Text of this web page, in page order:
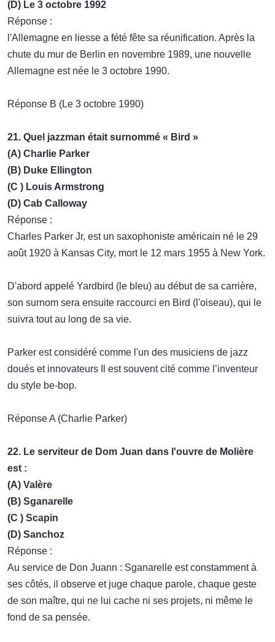
(D) Le 3 octobre 1992
Réponse :
l'Allemagne en liesse a fété fête sa réunification. Après la
chute du mur de Berlin en novembre 1989, une nouvelle
Allemagne est née le 3 octobre 1990.
Réponse B (Le 3 octobre 1990)
21. Quel jazzman était surnommé « Bird »
(A) Charlie Parker
(B) Duke Ellington
(C ) Louis Armstrong
(D) Cab Calloway
Réponse :
Charles Parker Jr, est un saxophoniste américain né le 29
août 1920 à Kansas City, mort le 12 mars 1955 à New York.
D'abord appelé Yardbird (le bleu) au début de sa carrière,
son surnom sera ensuite raccourci en Bird (l'oiseau), qui le
suivra tout au long de sa vie.
Parker est considéré comme l'un des musiciens de jazz
doués et innovateurs Il est souvent cité comme l’inventeur
du style be-bop.
Réponse A (Charlie Parker)
22. Le serviteur de Dom Juan dans l'ouvre de Molière
est :
(A) Valère
(B) Sganarelle
(C ) Scapin
(D) Sanchoz
Réponse :
Au service de Don Juann : Sganarelle est constamment à
ses côtés, il observe et juge chaque parole, chaque geste
de son maître, qui ne lui cache ni ses projets, ni même le
fond de sa pensée.